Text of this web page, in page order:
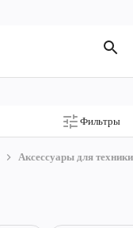
Фильтры
Аксессуары для техники